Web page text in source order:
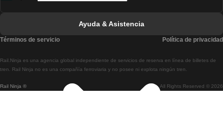
Tren De Lisboa A Braga
Tren De Braga A Lisboa
Rail Ninja ® All Rights Reserved © 2026
Rail.Ninja es una agencia global independiente de servicios de reserva en línea de billetes de
tren. Rail Ninja no es una compañía ferroviaria y no posee ni explota ningún tren.
Ayuda & Asistencia
Términos de servicio Política de privacidad